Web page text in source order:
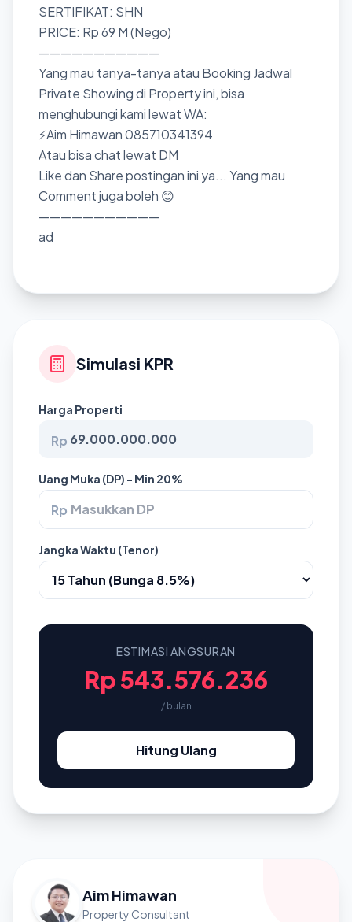
SERTIFIKAT: SHN
PRICE: Rp 69 M (Nego)
———————————
Yang mau tanya-tanya atau Booking Jadwal
Private Showing di Property ini, bisa
menghubungi kami lewat WA:
⚡Aim Himawan 085710341394
Atau bisa chat lewat DM
Like dan Share postingan ini ya... Yang mau
Comment juga boleh 😊
———————————
ad
Simulasi KPR
Harga Properti
Rp
Uang Muka (DP) - Min 20%
Rp
Jangka Waktu (Tenor)
ESTIMASI ANGSURAN
Rp 543.576.236
/ bulan
Hitung Ulang
Aim Himawan
Property Consultant